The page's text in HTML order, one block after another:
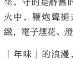
坐，守的是辭舊
火中，鞭炮聲
緻，電子煙花、
「年味」的浪